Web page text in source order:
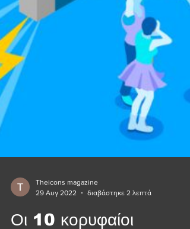
29 Αυγ 2022
διαβάστηκε 2 λεπτά